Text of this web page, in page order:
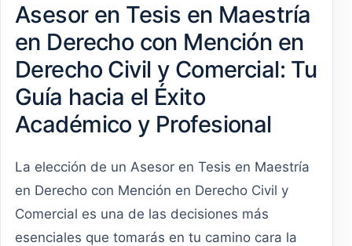
Asesor en Tesis en Maestría
en Derecho con Mención en
Derecho Civil y Comercial: Tu
Guía hacia el Éxito
Académico y Profesional
La elección de un Asesor en Tesis en Maestría
en Derecho con Mención en Derecho Civil y
Comercial es una de las decisiones más
esenciales que tomarás en tu camino cara la